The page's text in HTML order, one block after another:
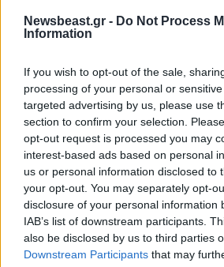
Newsbeast.gr - Do Not Process
Information
If you wish to opt-out of the sale,
processing of your personal or
targeted advertising by us, please use
section to confirm your selection.
opt-out request is processed you may
interest-based ads based on personal
us or personal information disclosed to
your opt-out. You may separately opt-
disclosure of your personal information
IAB’s list of downstream participants.
also be disclosed by us to third parties
Downstream Participants that may
Ρούμπιο, δήλωσε χθες ότι η
αποδέσμευσε 13 εκατομμύρια
ενώ παράλληλα κατηγόρησε τον
«κάπως αργός» στον εντοπισμό
«Χρειαζόμαστε διεθνή βοήθεια.
όλους», δήλωσε ο Σάμιουελ
Εκπρόσωπος της Παγκόσμιας
AFP ότι «άμεση προτεραιότητα»
είναι «να διασφαλίσει ότι η
τεχνική υποστήριξη μπορούν να